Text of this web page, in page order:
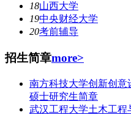
18山西大学
19中央财经大学
20考前辅导
招生简章more>
南方科技大学创新创
硕士研究生简章
武汉工程大学土木工